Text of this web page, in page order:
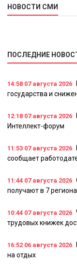
НОВОСТИ СМИ
ПОСЛЕДНИЕ
14:58 07 августа 2026
государства и
12:18 07 августа 2026
Интеллект-форум
11:53 07 августа 2026
сообщает
11:44 07 августа 2026
получают в 7
10:44 07 августа 2026
трудовых книжек
16:52 06 августа 2026
на отдых